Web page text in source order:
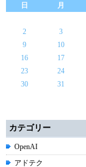
日
月
2
3
9
10
16
17
23
24
30
31
カテゴリー
OpenAI
アドテク